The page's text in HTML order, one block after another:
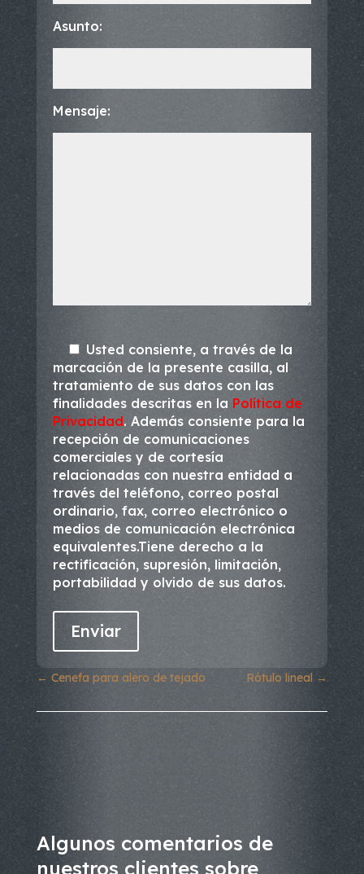
Asunto:
Mensaje:
Usted consiente, a través de la
marcación de la presente casilla, al
tratamiento de sus datos con las
finalidades descritas en la Política de
Privacidad. Además consiente para la
recepción de comunicaciones
comerciales y de cortesía
relacionadas con nuestra entidad a
través del teléfono, correo postal
ordinario, fax, correo electrónico o
medios de comunicación electrónica
equivalentes.Tiene derecho a la
rectificación, supresión, limitación,
portabilidad y olvido de sus datos.
← Cenefa para alero de tejado Rótulo lineal →
Algunos comentarios de
nuestros clientes sobre